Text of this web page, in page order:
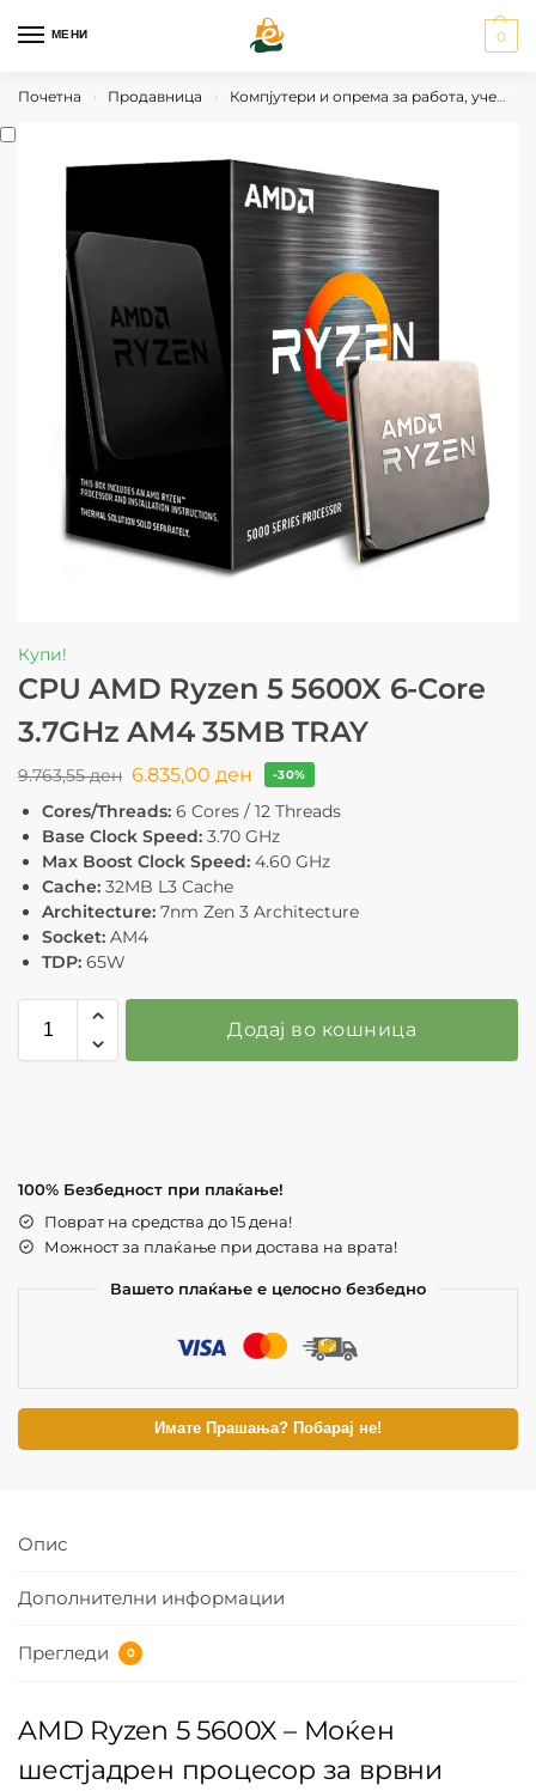
МЕНИ 0
Почетна › Продавница › Компјутери и опрема за работа, учење и гејминг
Купи!
CPU AMD Ryzen 5 5600X 6-Core
3.7GHz AM4 35MB TRAY
9.763,55ден 6.835,00 ден -30%
Cores/Threads: 6 Cores / 12 Threads
Base Clock Speed: 3.70 GHz
Max Boost Clock Speed: 4.60 GHz
Cache: 32MB L3 Cache
Architecture: 7nm Zen 3 Architecture
Socket: AM4
TDP: 65W
Додај во кошница
100% Безбедност при плаќање!
Поврат на средства до 15 дена!
Можност за плаќање при достава на врата!
Вашето плаќање е целосно безбедно
Имате Прашања? Побарај не!
Опис
Дополнителни информации
Прегледи 0
AMD Ryzen 5 5600X – Моќен
шестјадрен процесор за врвни